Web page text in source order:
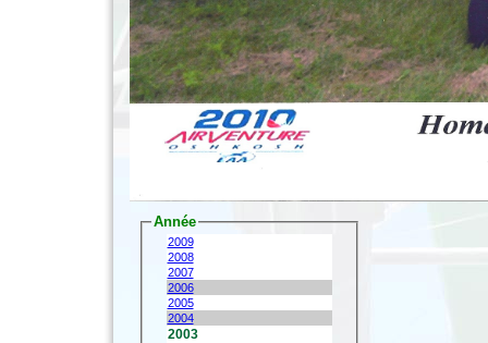
Année
2009
2008
2007
2006
2005
2004
2003